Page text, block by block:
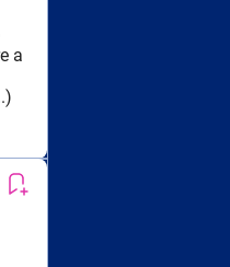
a